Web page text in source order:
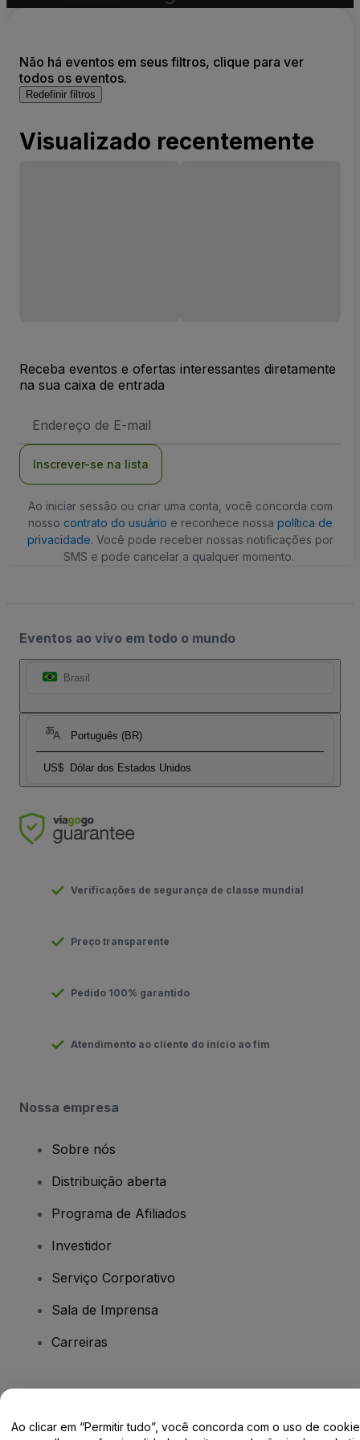
Não há eventos em seus filtros, clique para ver
todos os eventos.
Redefinir filtros
Visualizado recentemente
Receba eventos e ofertas interessantes diretamente
na sua caixa de entrada
de
Inscrever-se na lista
Ao iniciar sessão ou criar uma conta, você concorda com
nosso contrato do usuário e reconhece nossa política de
privacidade. Você pode receber nossas notificações por
SMS e pode cancelar a qualquer momento.
Eventos ao vivo em todo o mundo
Brasil
Português (BR)
US$ Dólar dos Estados Unidos
Verificações de segurança de classe mundial
Preço transparente
Pedido 100% garantido
Atendimento ao cliente do início ao fim
Nossa empresa
Sobre nós
Distribuição aberta
Programa de Afiliados
Investidor
Serviço Corporativo
Sala de Imprensa
Carreiras
Ao clicar em “Permitir tudo”, você concorda com o uso de